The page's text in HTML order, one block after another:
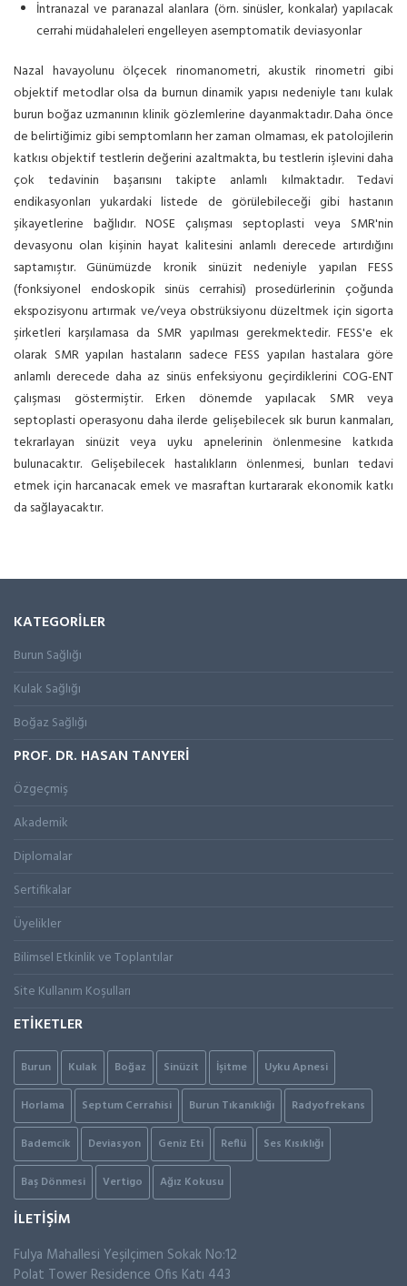
İntranazal ve paranazal alanlara (örn. sinüsler, konkalar) yapılacak
cerrahi müdahaleleri engelleyen asemptomatik deviasyonlar
Nazal havayolunu ölçecek rinomanometri, akustik rinometri gibi
objektif metodlar olsa da burnun dinamik yapısı nedeniyle tanı kulak
burun boğaz uzmanının klinik gözlemlerine dayanmaktadır. Daha önce
de belirtiğimiz gibi semptomların her zaman olmaması, ek patolojilerin
katkısı objektif testlerin değerini azaltmakta, bu testlerin işlevini daha
çok tedavinin başarısını takipte anlamlı kılmaktadır. Tedavi
endikasyonları yukardaki listede de görülebileceği gibi hastanın
şikayetlerine bağlıdır. NOSE çalışması septoplasti veya SMR'nin
devasyonu olan kişinin hayat kalitesini anlamlı derecede artırdığını
saptamıştır. Günümüzde kronik sinüzit nedeniyle yapılan FESS
(fonksiyonel endoskopik sinüs cerrahisi) prosedürlerinin çoğunda
ekspozisyonu artırmak ve/veya obstrüksiyonu düzeltmek için sigorta
şirketleri karşılamasa da SMR yapılması gerekmektedir. FESS'e ek
olarak SMR yapılan hastaların sadece FESS yapılan hastalara göre
anlamlı derecede daha az sinüs enfeksiyonu geçirdiklerini COG-ENT
çalışması göstermiştir. Erken dönemde yapılacak SMR veya
septoplasti operasyonu daha ilerde gelişebilecek sık burun kanmaları,
tekrarlayan sinüzit veya uyku apnelerinin önlenmesine katkıda
bulunacaktır. Gelişebilecek hastalıkların önlenmesi, bunları tedavi
etmek için harcanacak emek ve masraftan kurtararak ekonomik katkı
da sağlayacaktır.
KATEGORİLER
Burun Sağlığı
Kulak Sağlığı
Boğaz Sağlığı
PROF. DR. HASAN TANYERİ
Özgeçmiş
Akademik
Diplomalar
Sertifikalar
Üyelikler
Bilimsel Etkinlik ve Toplantılar
Site Kullanım Koşulları
ETİKETLER
Burun Kulak Boğaz Sinüzit İşitme Uyku Apnesi
Horlama Septum Cerrahisi Burun Tıkanıklığı Radyofrekans
Bademcik Deviasyon Geniz Eti Reflü Ses Kısıklığı
Baş Dönmesi Vertigo Ağız Kokusu
İLETİŞİM
Fulya Mahallesi Yeşilçimen Sokak No:12
Polat Tower Residence Ofis Katı 443